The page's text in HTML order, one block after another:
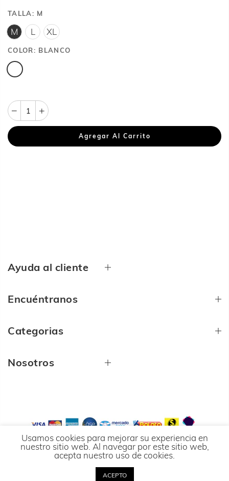
TALLA: M
M L XL
COLOR: BLANCO
Agregar Al Carrito
Ayuda al cliente
Nosotros
Encuéntranos
Categorias
2024 Kinema Ropa Deportiva ©Marca Registrada
por Avance Activo SAS.
Vigilado por la
Usamos cookies para mejorar su experiencia en
nuestro sitio web. Al navegar por este sitio web,
acepta nuestro uso de cookies.
ACEPTO